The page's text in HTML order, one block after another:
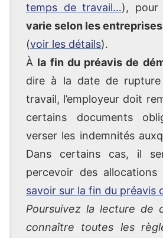
temps de travail…), pour
varie selon les
(voir les détails).
À la fin du préavis de
dire à la date de
travail, l’employeur doit
certains documents
verser les indemnités
Dans certains cas, il
percevoir des allocations
savoir sur la fin du préavis
Poursuivez la lecture de
connaître toutes les